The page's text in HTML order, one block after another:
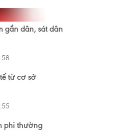
gần dân, sát dân
từ cơ sở
phi thường